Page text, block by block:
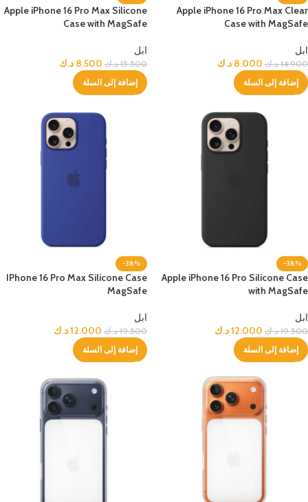
Apple iPhone 16 Pro Max Clear
Case with MagSafe
ابل
14.900 د.ك 8.000 د.ك
إضافة إلى السلة
Apple iPhone 16 Pro Max Silicone
Case with MagSafe
ابل
15.500 د.ك 8.500 د.ك
إضافة إلى السلة
-38%
Apple iPhone 16 Pro Silicone Case
with MagSafe
ابل
19.500 د.ك 12.000د.ك
إضافة إلى السلة
-38%
IPhone 16 Pro Max Silicone Case
MagSafe
ابل
19.500 د.ك 12.000د.ك
إضافة إلى السلة